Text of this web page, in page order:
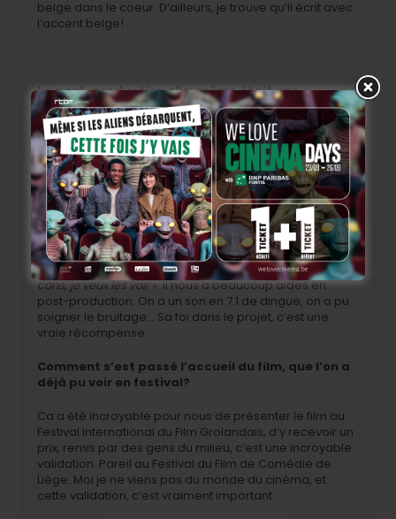
belge dans le coeur. D’ailleurs, je trouve qu’il écrit avec
l’accent belge!
La post-production elle-même était une
aventure?
Il se trouve que notre mixeur son est aussi celui de Luc
Besson. Il a vraiment cru au film, et a accepté de le
monter, ce qu’il a fait dans les studios de Luc Besson en
Normandie, un lieu incroyable. Un jour au déjeuner, Luc
Besson jette un oeil au film, qu’il regarde jusqu’à la fin.
Il s’est marré trois fois je crois. Ca a l’air peu dit comme
ça, mais pour Luc Besson, c’est notable. Il a demandé si
c’était un premier film, et a dit: « Amenez-moi ces deux
cons, je veux les voir». Il nous a beaucoup aidés en
post-production. On a un son en 7.1 de dingue, on a pu
soigner le bruitage… Sa foi dans le projet, c’est une
vraie récompense.
Comment s’est passé l’accueil du film, que l’on a
déjà pu voir en festival?
Ca a été incroyable pour nous de présenter le film au
Festival International du Film Grolandais, d’y recevoir un
prix, remis par des gens du milieu, c’est une incroyable
validation. Pareil au Festival du Film de Comédie de
Liège. Moi je ne viens pas du monde du cinéma, et
cette validation, c’est vraiment important.